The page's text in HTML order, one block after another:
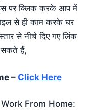
इस पर क्लिक करके आप में
से ही काम करके घर
से नीचे दिए गए लिंक
सकते हैं,
– Click Here
From Home: